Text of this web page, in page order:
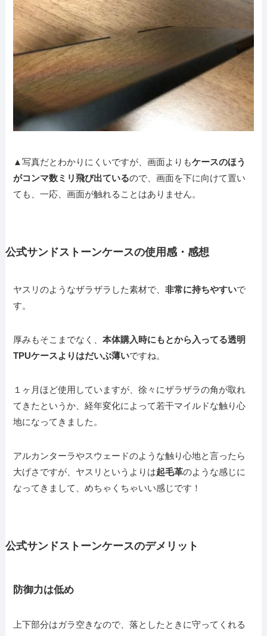
▲写真だとわかりにくいですが、画面よりもケースのほう
がコンマ数ミリ飛び出ているので、画面を下に向けて置い
ても、一応、画面が触れることはありません。
公式サンドストーンケースの使用感・感想
ヤスリのようなザラザラした素材で、非常に持ちやすいで
す。
厚みもそこまでなく、本体購入時にもとから入ってる透明
TPUケースよりはだいぶ薄いですね。
１ヶ月ほど使用していますが、徐々にザラザラの角が取れ
てきたというか、経年変化によって若干マイルドな触り心
地になってきました。
アルカンターラやスウェードのような触り心地と言ったら
大げさですが、ヤスリというよりは起毛革のような感じに
なってきまして、めちゃくちゃいい感じです！
公式サンドストーンケースのデメリット
防御力は低め
上下部分はガラ空きなので、落としたときに守ってくれる